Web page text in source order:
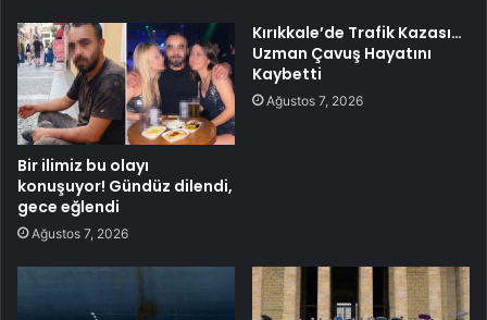
Bir ilimiz bu olayı
konuşuyor! Gündüz dilendi,
gece eğlendi
Ağustos 7, 2026
Kırıkkale’de Trafik Kazası…
Uzman Çavuş Hayatını
Kaybetti
Ağustos 7, 2026